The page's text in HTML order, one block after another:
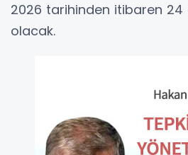
2026 tarihinden itibaren
olacak.